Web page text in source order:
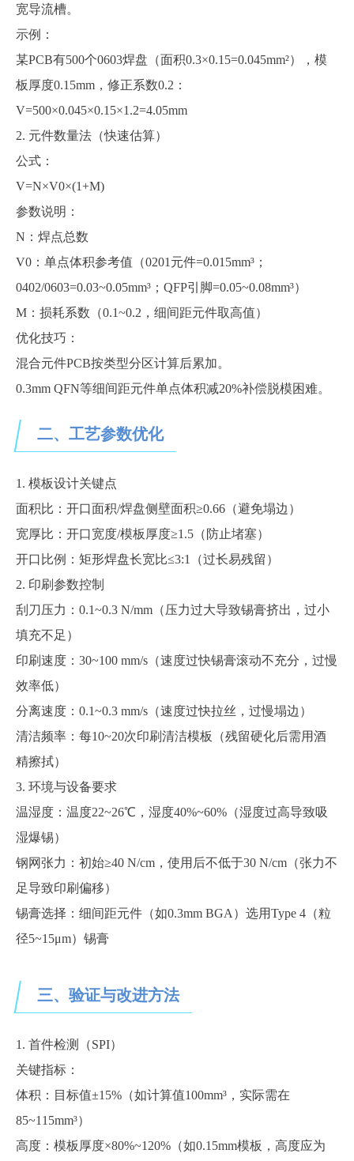
宽导流槽。
示例：
某PCB有500个0603焊盘（面积0.3×0.15=0.045mm²），模
板厚度0.15mm，修正系数0.2：
V=500×0.045×0.15×1.2=4.05mm
2. 元件数量法（快速估算）
公式：
V=N×V0×(1+M)
参数说明：
N：焊点总数
V0：单点体积参考值（0201元件=0.015mm³；
0402/0603=0.03~0.05mm³；QFP引脚=0.05~0.08mm³）
M：损耗系数（0.1~0.2，细间距元件取高值）
优化技巧：
混合元件PCB按类型分区计算后累加。
0.3mm QFN等细间距元件单点体积减20%补偿脱模困难。
二、工艺参数优化
1. 模板设计关键点
面积比：开口面积/焊盘侧壁面积≥0.66（避免塌边）
宽厚比：开口宽度/模板厚度≥1.5（防止堵塞）
开口比例：矩形焊盘长宽比≤3:1（过长易残留）
2. 印刷参数控制
刮刀压力： 0.1~0.3 N/mm（压力过大导致锡膏挤出，过小
填充不足）
印刷速度： 30~100 mm/s（速度过快锡膏滚动不充分，过慢
效率低）
分离速度： 0.1~0.3 mm/s（速度过快拉丝，过慢塌边）
清洁频率：每10~20次印刷清洁模板（残留硬化后需用酒
精擦拭）
3. 环境与设备要求
温湿度：温度22~26℃，湿度40%~60%（湿度过高导致吸
湿爆锡）
钢网张力：初始≥40 N/cm，使用后不低于30 N/cm（张力不
足导致印刷偏移）
锡膏选择：细间距元件（如0.3mm BGA）选用Type 4（粒
径5~15μm）锡膏
三、验证与改进方法
1. 首件检测（SPI）
关键指标：
体积：目标值±15%（如计算值100mm³，实际需在
85~115mm³）
高度：模板厚度×80%~120%（如0.15mm模板，高度应为